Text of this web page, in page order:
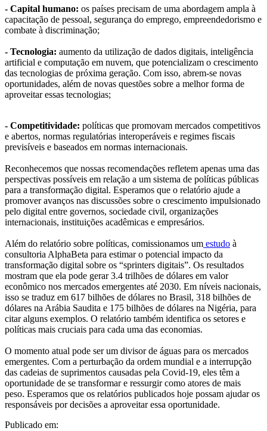
- Capital humano: os países precisam de uma abordagem ampla à
capacitação de pessoal, segurança do emprego, empreendedorismo e
combate à discriminação;
- Tecnologia: aumento da utilização de dados digitais, inteligência
artificial e computação em nuvem, que potencializam o crescimento
das tecnologias de próxima geração. Com isso, abrem-se novas
oportunidades, além de novas questões sobre a melhor forma de
aproveitar essas tecnologias;
- Competitividade: políticas que promovam mercados competitivos
e abertos, normas regulatórias interoperáveis e regimes fiscais
previsíveis e baseados em normas internacionais.
Reconhecemos que nossas recomendações refletem apenas uma das
perspectivas possíveis em relação a um sistema de políticas públicas
para a transformação digital. Esperamos que o relatório ajude a
promover avanços nas discussões sobre o crescimento impulsionado
pelo digital entre governos, sociedade civil, organizações
internacionais, instituições acadêmicas e empresários.
Além do relatório sobre políticas, comissionamos um estudo à
consultoria AlphaBeta para estimar o potencial impacto da
transformação digital sobre os “sprinters digitais”. Os resultados
mostram que ela pode gerar 3.4 trilhões de dólares em valor
econômico nos mercados emergentes até 2030. Em níveis nacionais,
isso se traduz em 617 bilhões de dólares no Brasil, 318 bilhões de
dólares na Arábia Saudita e 175 bilhões de dólares na Nigéria, para
citar alguns exemplos. O relatório também identifica os setores e
políticas mais cruciais para cada uma das economias.
O momento atual pode ser um divisor de águas para os mercados
emergentes. Com a perturbação da ordem mundial e a interrupção
das cadeias de suprimentos causadas pela Covid-19, eles têm a
oportunidade de se transformar e ressurgir como atores de mais
peso. Esperamos que os relatórios publicados hoje possam ajudar os
responsáveis por decisões a aproveitar essa oportunidade.
Publicado em: